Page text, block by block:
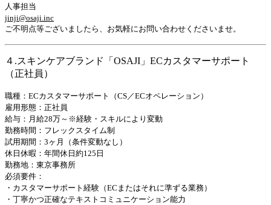
人事担当
jinji@osaji.inc
ご不明点等ございましたら、お気軽にお問い合わせくださいませ。
４.スキンケアブランド「OSAJI」ECカスタマーサポート
（正社員）
職種：ECカスタマーサポート（CS／ECオペレーション）
雇用形態：正社員
給与：月給28万～※経験・スキルにより変動
勤務時間：フレックスタイム制
試用期間：3ヶ月（条件変動なし）
休日休暇：年間休日約125日
勤務地：東京事務所
必須要件：
・カスタマーサポート経験（ECまたはそれに準ずる業務）
・丁寧かつ正確なテキストコミュニケーション能力